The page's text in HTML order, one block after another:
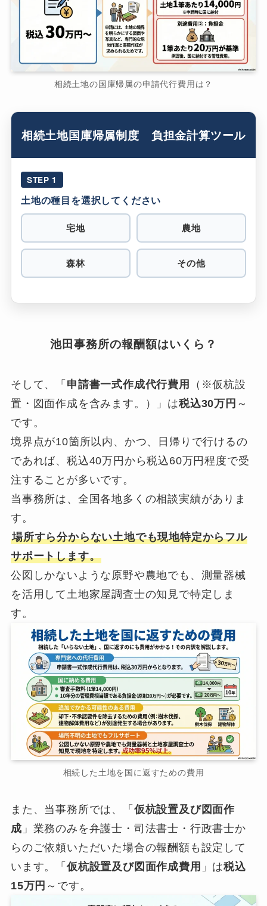
相続土地の国庫帰属の申請代行費用は？
相続土地国庫帰属制度 負担金計算ツール
STEP 1
土地の種目を選択してください
宅地 農地
森林 その他
池田事務所の報酬額はいくら？
そして、「 申請書一式作成代行費用
（※仮杭設
置・図面作成を含みます。）」は税込30万円 ～
です。
境界点が10箇所以内、かつ、日帰りで行けるの
であれば、税込40万円から税込60万円程度で受
注することが多いです。
当事務所は、全国各地多くの相談実績がありま
す。
場所すら分からない土地でも現地特定からフル
サポートします。
公図しかないような原野や農地でも、測量器械
を活用して土地家屋調査士の知見で特定しま
す。
相続した土地を国に返すための費用
また、当事務所では、「 仮杭設置及び図面作
成 」業務のみを弁護士・司法書士・行政書士か
らのご依頼いただいた場合の報酬額も設定して
います。「 仮杭設置及び図面作成費用 」は税込
15万円 ～です。